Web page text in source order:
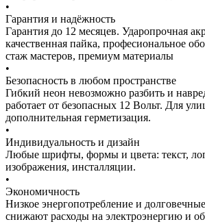
•
Гарантия и надёжность
Гарантия до 12 месяцев. Ударопрочная
качественная пайка, професиональное
стаж мастеров, премиум материалы
•
Безопасность в любом пространстве
Гибкий неон невозможно разбить и
работает от безопасных 12 Вольт. Для
дополнительная герметизация.
•
Индивидуальность и дизайн
Любые шрифты, формы и цвета: текст,
изображения, инсталляции.
•
Экономичность
Низкое энергопотребление и
снижают расходы на электроэнергию и